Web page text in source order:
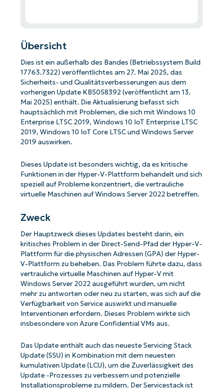
Übersicht
Dies ist ein außerhalb des Bandes (Betriebssystem Build
17763.7322) veröffentlichtes am 27. Mai 2025, das
Sicherheits- und Qualitätsverbesserungen aus dem
vorherigen Update KB5058392 (veröffentlicht am 13.
Mai 2025) enthält. Die Aktualisierung befasst sich
hauptsächlich mit Problemen, die sich mit Windows 10
Enterprise LTSC 2019, Windows 10 IoT Enterprise LTSC
2019, Windows 10 IoT Core LTSC und Windows Server
2019 auswirken.
Dieses Update ist besonders wichtig, da es kritische
Funktionen in der Hyper-V-Plattform behandelt und sich
speziell auf Probleme konzentriert, die vertrauliche
virtuelle Maschinen auf Windows Server 2022 betreffen.
Zweck
Der Hauptzweck dieses Updates besteht darin, ein
kritisches Problem in der Direct-Send-Pfad der Hyper-V-
Plattform für die physischen Adressen (GPA) der Hyper-
V-Plattform zu beheben. Das Problem führte dazu, dass
vertrauliche virtuelle Maschinen auf Hyper-V mit
Windows Server 2022 ausgeführt wurden, um nicht
mehr zu antworten oder neu zu starten, was sich auf die
Verfügbarkeit von Service auswirkt und manuelle
Interventionen erfordern. Dieses Problem wirkte sich
insbesondere von Azure Confidential VMs aus.
Das Update enthält auch das neueste Servicing Stack
Update (SSU) in Kombination mit dem neuesten
kumulativen Update (LCU), um die Zuverlässigkeit des
Update -Prozesses zu verbessern und potenzielle
Installationsprobleme zu mildern. Der Servicestack ist